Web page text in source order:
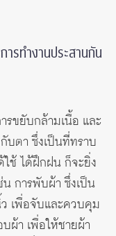
รทำงานประสานกัน
รขยับกล้ามเนื้อ และ
บตา ซึ่งเป็นที่ทราบ
ช้ ได้ฝึกฝน ก็จะยิ่ง
การพับผ้า ซึ่งเป็น
เพื่อจับและควบคุม
ผ้า เพื่อให้ชายผ้า